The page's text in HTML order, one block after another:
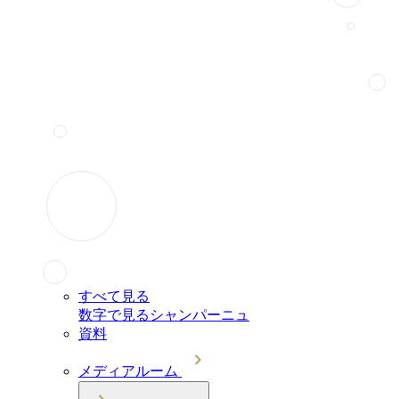
すべて見る
数字で見るシャンパーニュ
資料
メディアルーム